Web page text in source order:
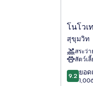
โน
โว
เทล
ลิฟ
วิ่ง
กรุงเทพ
สุขุมวิท
โนโวเ
สุขุมวิท
สระว่
สัตว์เ
9.2
จาก
9.2 ยอด